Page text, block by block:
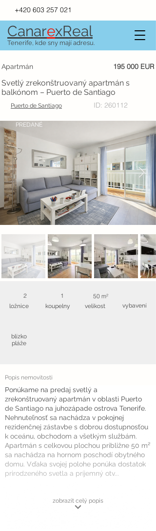
+420 603 257 021
CanarexReal
Tenerife, kde sny mají adresu.
Apartmán 195 000 EUR
Svetlý zrekonštruovaný apartmán s
balkónom – Puerto de Santiago
Puerto de Santiago ID: 260112
PREDANÉ
2
ložnice
1
koupelny
50 m²
velikost
blízko
pláže
vybavení
Popis nemovitosti
Ponúkame na predaj svetlý a
zrekonštruovaný apartmán v oblasti Puerto
de Santiago na juhozápade ostrova Tenerife.
Nehnuteľnosť sa nachádza v pokojnej
rezidenčnej zástavbe s dobrou dostupnosťou
k oceánu, obchodom a všetkým službám.
Apartmán s celkovou plochou približne 50 m²
sa nachádza na hornom poschodí obytného
domu. Vďaka svojej polohe ponúka dostatok
prirodzeného svetla a príjemný otv...
zobrazit celý popis